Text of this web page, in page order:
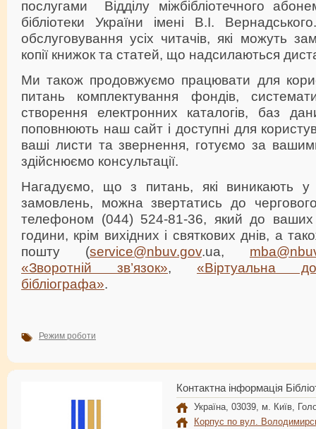
послугами Відділу міжбібліотечного
бібліотеки України імені В.І.
обслуговування усіх читачів, які можуть
копії книжок та статей, що надсилаються
Ми також продовжуємо працювати для
питань комплектування фондів,
створення електронних каталогів, баз
поповнюють наш сайт і доступні для
ваші листи та звернення, готуємо за
здійснюємо консультації.
Нагадуємо, що з питань, які виникають у
замовлень, можна звертатись до
телефоном (044) 524-81-36, який до
години, крім вихідних і святкових днів, а
пошту (service@nbuv.gov.uа,
«Зворотній зв’язок», «Віртуальна
бібліографа».
Режим роботи
Контактна інформація
Україна, 03039, м. Київ,
Корпус по вул.